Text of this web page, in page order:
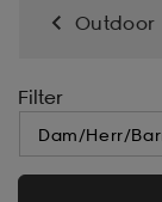
Outdoor
Lampor,
Filter
Dam/Herr/